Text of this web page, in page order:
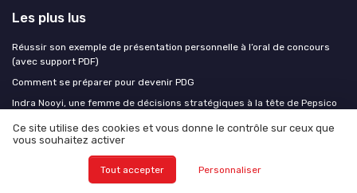
Les plus lus
Réussir son exemple de présentation personnelle à l’oral de concours
(avec support PDF)
Comment se préparer pour devenir PDG
Indra Nooyi, une femme de décisions stratégiques à la tête de Pepsico
Le rôle essentiel du vice-président dans l'entreprise
Optimiser la gestion RH grâce à un tableau de bord Excel efficace
Les derniers articles
Ce site utilise des cookies et vous donne le contrôle sur ceux que
vous souhaitez activer
Tout accepter Personnaliser